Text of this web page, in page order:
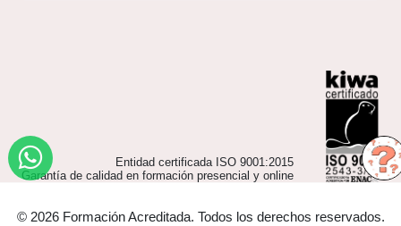
Entidad certificada ISO 9001:2015
Garantía de calidad en formación presencial y online
© 2026 Formación Acreditada. Todos los derechos reservados.